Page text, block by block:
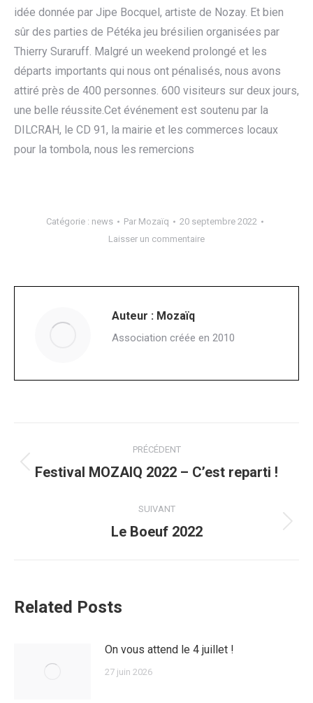
idée donnée par Jipe Bocquel, artiste de Nozay. Et bien
sûr des parties de Pétéka jeu brésilien organisées par
Thierry Suraruff. Malgré un weekend prolongé et les
départs importants qui nous ont pénalisés, nous avons
attiré près de 400 personnes. 600 visiteurs sur deux jours,
une belle réussite.Cet événement est soutenu par la
DILCRAH, le CD 91, la mairie et les commerces locaux
pour la tombola, nous les remercions
Catégorie : news Par Mozaïq
20 septembre 2022
Laisser un commentaire
Auteur : Mozaïq
Association créée en 2010
article
PRÉCÉDENT
Article
:
Festival MOZAIQ 2022 – C’est reparti !
SUIVANT
Article
Le Boeuf 2022
Related Posts
On vous attend le 4 juillet !
27 juin 2026